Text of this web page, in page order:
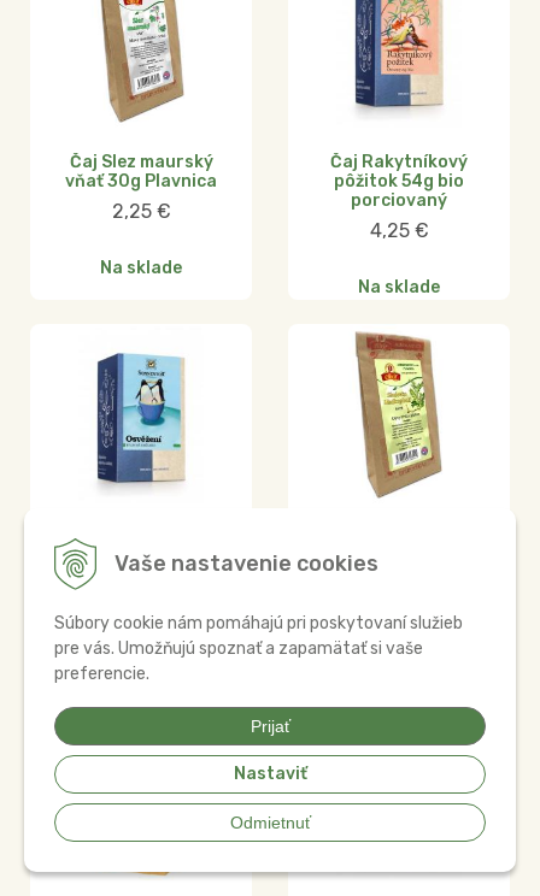
Vaše nastavenie cookies
Súbory cookie nám pomáhajú pri poskytovaní služieb
pre vás. Umožňujú spoznať a zapamätať si vaše
preferencie.
Prijať
Nastaviť
Odmietnuť
Čaj Slez maurský
vňať 30g Plavnica
2,25 €
Na sklade
Čaj Rakytníkový
pôžitok 54g bio
porciovaný
4,25 €
Na sklade
Čaj Osvieženie 21,6g
bio porciovaný
Na sklade
hladkoplodá koreň
30g Plavnica